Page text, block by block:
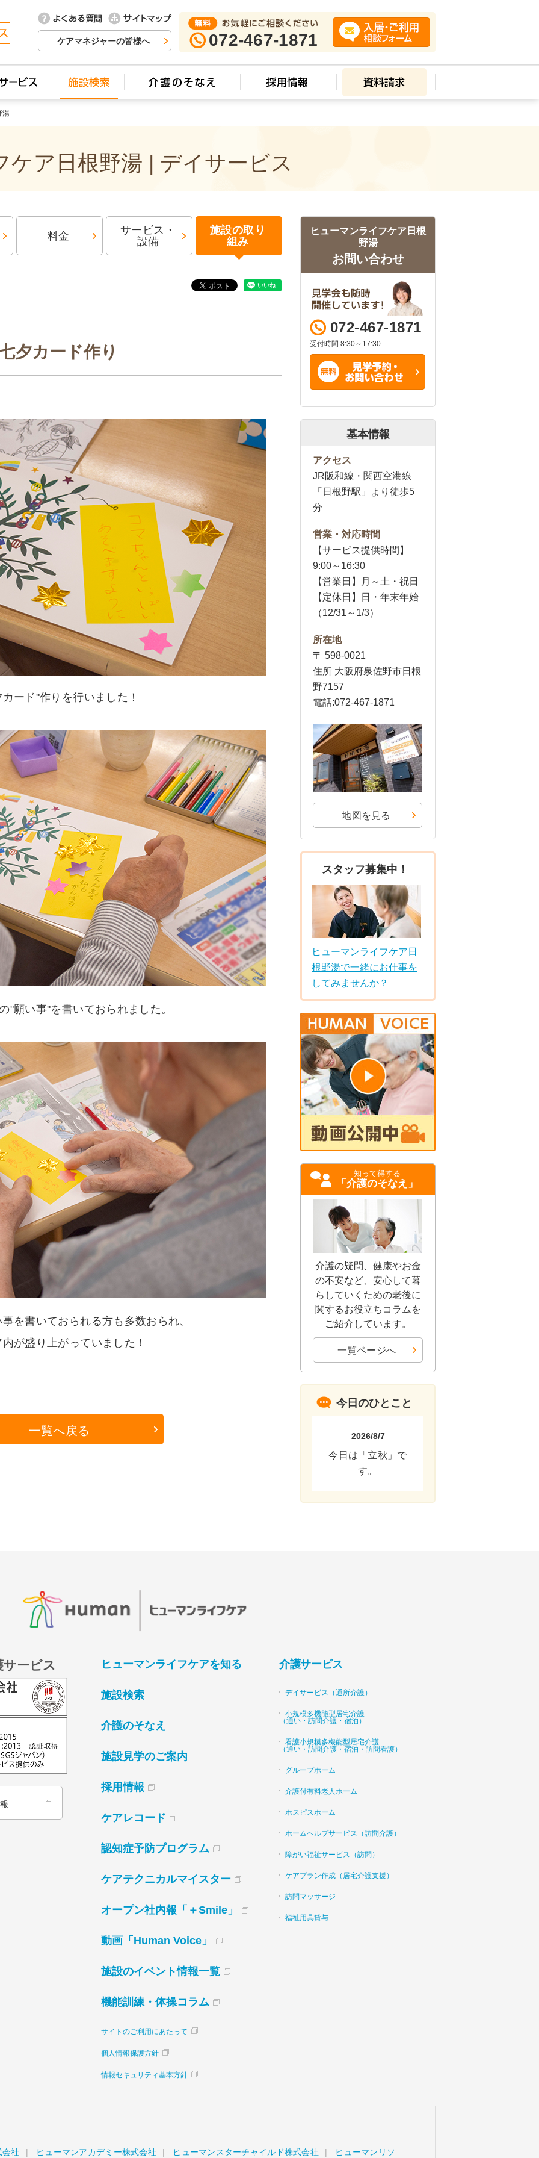
ケアマネジャーの皆様へ 072-467-1871
湯
ケア日根野湯 | デイサービス
料金
サービス・
設備
施設の取り
組み
夕カード作り
ード"作りを行いました！
"願い事"を書いておられました。
を書いておられる方も多数おられ、
が盛り上がっていました！
一覧へ戻る
ヒューマンライフケア日根
野湯
お問い合わせ
072-467-1871
受付時間 8:30～17:30
基本情報
アクセス
JR阪和線・関西空港線
「日根野駅」より徒歩5
分
営業・対応時間
【サービス提供時間】
9:00～16:30
【営業日】月～土・祝日
【定休日】日・年末年始
（12/31～1/3）
所在地
〒 598-0021
住所 大阪府泉佐野市日根
野7157
電話:072-467-1871
地図を見る
スタッフ募集中！
ヒューマンライフケア日
根野湯で一緒にお仕事を
してみませんか？
知って得する
「介護のそなえ」
介護の疑問、健康やお金
の不安など、安心して暮
らしていくための老後に
関するお役立ちコラムを
ご紹介しています。
一覧ページへ
今日のひとこと
2026/8/7
今日は「立秋」で
す。
ービス ヒューマンライフケアを知る
施設検索
介護のそなえ
施設見学のご案内
採用情報
ケアレコード
認知症予防プログラム
ケアテクニカルマイスター
オープン社内報「＋Smile」
動画「Human Voice」
施設のイベント情報一覧
機能訓練・体操コラム
サイトのご利用にあたって
個人情報保護方針
情報セキュリティ基本方針
介護サービス
デイサービス（通所介護）
小規模多機能型居宅介護
（通い・訪問介護・宿泊）
看護小規模多機能型居宅介護
（通い・訪問介護・宿泊・訪問看護）
グループホーム
介護付有料老人ホーム
ホスピスホーム
ホームヘルプサービス（訪問介護）
障がい福祉サービス（訪問）
ケアプラン作成（居宅介護支援）
訪問マッサージ
福祉用具貸与
社 ヒューマンアカデミー株式会社 ヒューマンスターチャイルド株式会社 ヒューマンリソ